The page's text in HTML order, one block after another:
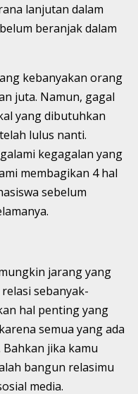
lanjutan dalam
beranjak dalam
kebanyakan orang
juta. Namun, gagal
yang dibutuhkan
lulus nanti.
kegagalan yang
membagikan 4 hal
sebelum
jarang yang
sebanyak-
hal penting yang
semua yang ada
jika kamu
bangun relasimu
media.